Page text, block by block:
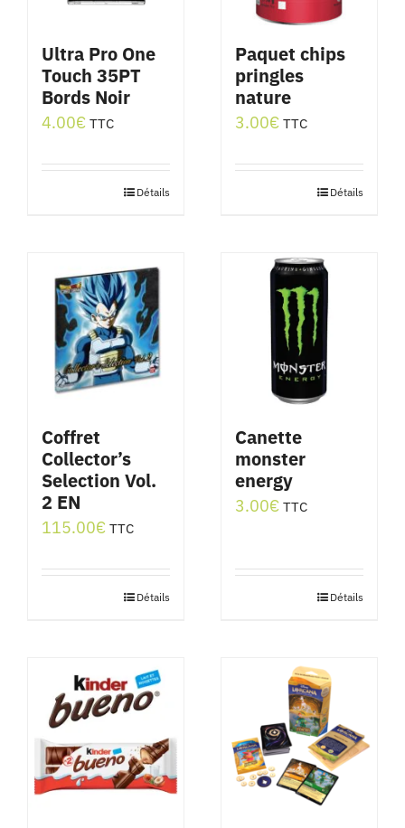
Ultra Pro One
Touch 35PT
Bords Noir
4.00€ TTC
Détails
Paquet chips
pringles
nature
3.00€ TTC
Détails
Coffret
Collector’s
Selection Vol.
2 EN
115.00€ TTC
Détails
Canette
monster
energy
3.00€ TTC
Détails